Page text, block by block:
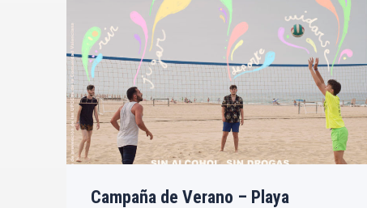
Campaña de Verano – Playa